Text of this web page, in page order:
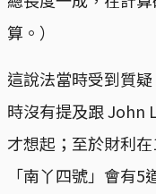
算。）
這說法當時受到質
時沒有提及跟 John
才想起；至於財利
「南丫四號」會有